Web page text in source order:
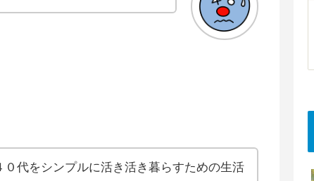
０代をシンプルに活き活き暮らすための生活